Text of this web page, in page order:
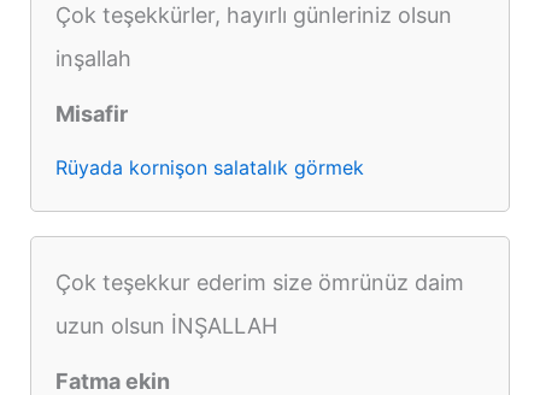
Çok teşekkürler, hayırlı günleriniz olsun
inşallah
Misafir
Rüyada kornişon salatalık görmek
Çok teşekkur ederim size ömrünüz daim
uzun olsun İNŞALLAH
Fatma ekin